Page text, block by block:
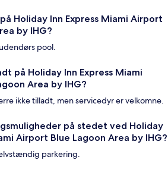
Holiday Inn Express Miami Airport
by IHG?
pool.
på Holiday Inn Express Miami
Area by IHG?
ikke tilladt, men servicedyr er velkomne.
på stedet ved Holiday
Airport Blue Lagoon Area by IHG?
parkering.